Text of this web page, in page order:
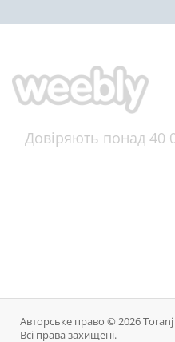
Довіряють понад 40
Авторське право © 2026
Всі права захищені.